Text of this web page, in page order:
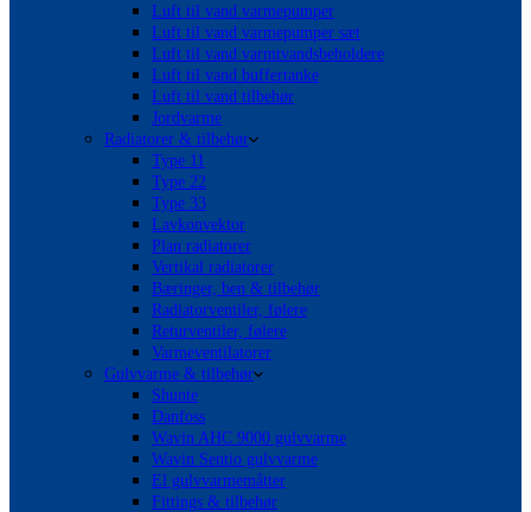
Luft til vand varmepumper
Luft til vand varmepumper sæt
Luft til vand varmtvandsbeholdere
Luft til vand buffertanke
Luft til vand tilbehør
Jordvarme
Radiatorer & tilbehør
Type 11
Type 22
Type 33
Lavkonvektor
Plan radiatorer
Vertikal radiatorer
Bæringer, ben & tilbehør
Radiatorventiler, følere
Returventiler, følere
Varmeventilatorer
Gulvvarme & tilbehør
Shunte
Danfoss
Wavin AHC 9000 gulvvarme
Wavin Sentio gulvvarme
El gulvvarmemåtter
Fittings & tilbehør